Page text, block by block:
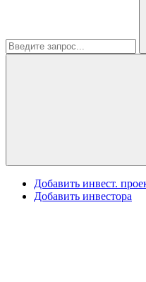
Добавить инвест.
Добавить инвестора